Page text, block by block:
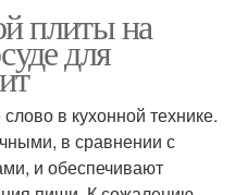
плиты на
для
в кухонной технике.
в сравнении с
и обеспечивают